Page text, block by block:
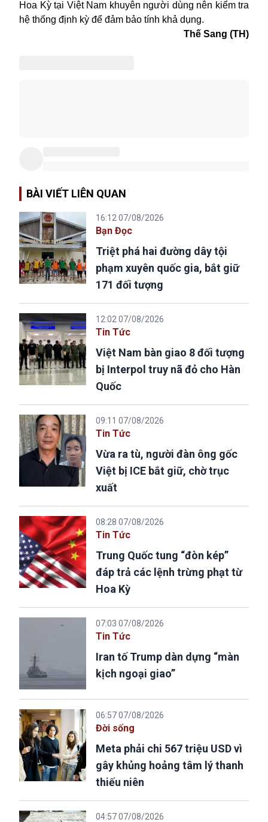
Hoa Kỳ tại Việt Nam khuyên người dùng nên kiểm tra
hệ thống định kỳ để đảm bảo tính khả dụng.
Thế Sang (TH)
BÀI VIẾT LIÊN QUAN
16:12 07/08/2026
Bạn Đọc
Triệt phá hai đường dây tội
phạm xuyên quốc gia, bắt giữ
171 đối tượng
12:02 07/08/2026
Tin Tức
Việt Nam bàn giao 8 đối tượng
bị Interpol truy nã đỏ cho Hàn
Quốc
09:11 07/08/2026
Tin Tức
Vừa ra tù, người đàn ông gốc
Việt bị ICE bắt giữ, chờ trục
xuất
08:28 07/08/2026
Tin Tức
Trung Quốc tung “đòn kép”
đáp trả các lệnh trừng phạt từ
Hoa Kỳ
07:03 07/08/2026
Tin Tức
Iran tố Trump dàn dựng “màn
kịch ngoại giao”
06:57 07/08/2026
Đời sống
Meta phải chi 567 triệu USD vì
gây khủng hoảng tâm lý thanh
thiếu niên
04:57 07/08/2026